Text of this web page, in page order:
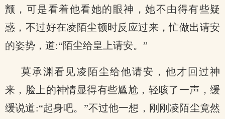
颤，可是看着他看她的眼神，她不由得有些疑
惑，不过好在凌陌尘顿时反应过来，忙做出请安
的姿势，道:“陌尘给皇上请安。”
莫承渊看见凌陌尘给他请安，他才回过神
来，脸上的神情显得有些尴尬，轻咳了一声，缓
缓说道:“起身吧。”不过他一想，刚刚凌陌尘竟然